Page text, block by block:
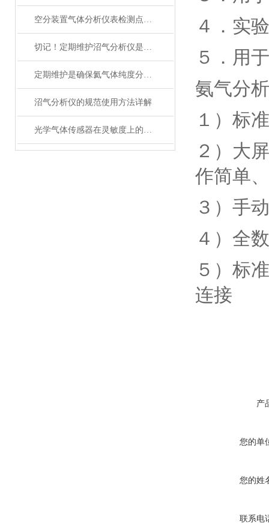
空分装置气体分析仪表检测点及选型
切记！定期维护沼气分析仪是提高沼气生产效率的关键
定期维护是确保氦气体纯度分析仪测试结果可靠性的关键
沼气分析仪的规范使用方法详解
光学气体传感器在灵敏度上的选择要好好考虑
４．实
５．用
氨气分
１）标
２）大
作简单
３）手
４）全
５）标
连接
产
您的单
您的姓
联系电